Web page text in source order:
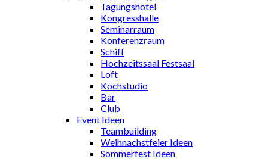
Tagungshotel
Kongresshalle
Seminarraum
Konferenzraum
Schiff
Hochzeitssaal Festsaal
Loft
Kochstudio
Bar
Club
Event Ideen
Teambuilding
Weihnachstfeier Ideen
Sommerfest Ideen